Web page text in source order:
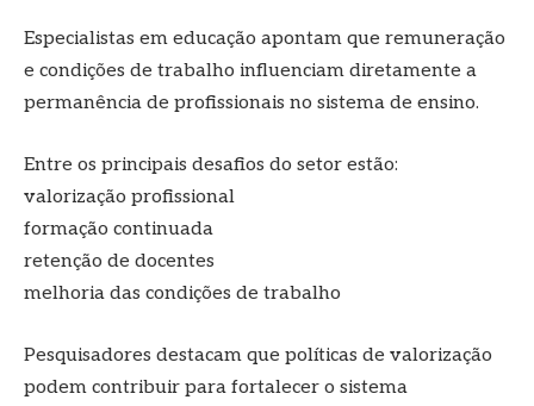
Especialistas em educação apontam que remuneração
e condições de trabalho influenciam diretamente a
permanência de profissionais no sistema de ensino.
Entre os principais desafios do setor estão:
valorização profissional
formação continuada
retenção de docentes
melhoria das condições de trabalho
Pesquisadores destacam que políticas de valorização
podem contribuir para fortalecer o sistema